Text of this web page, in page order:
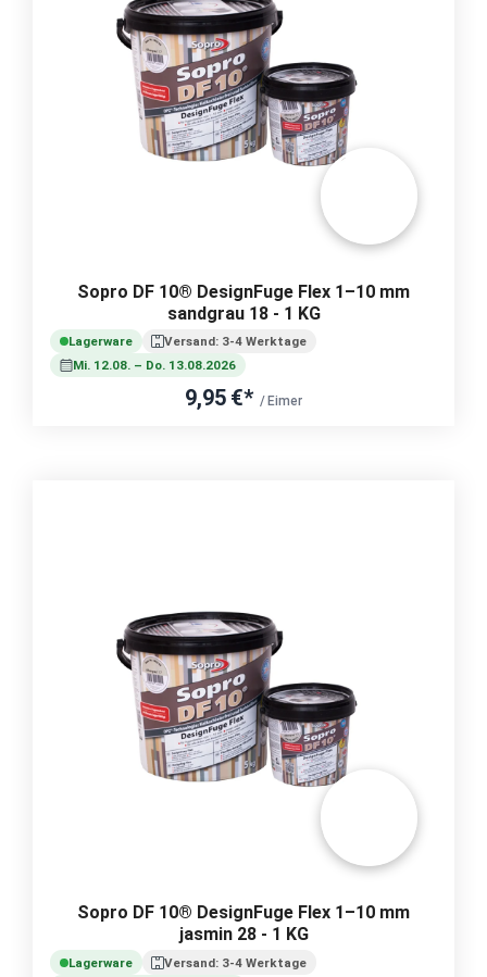
Sopro DF 10® DesignFuge Flex 1–10 mm
sandgrau 18 - 1 KG
Lagerware
Versand: 3-4 Werktage
Mi. 12.08. – Do. 13.08.2026
9,95 €* / Eimer
Sopro DF 10® DesignFuge Flex 1–10 mm
jasmin 28 - 1 KG
Lagerware
Versand: 3-4 Werktage